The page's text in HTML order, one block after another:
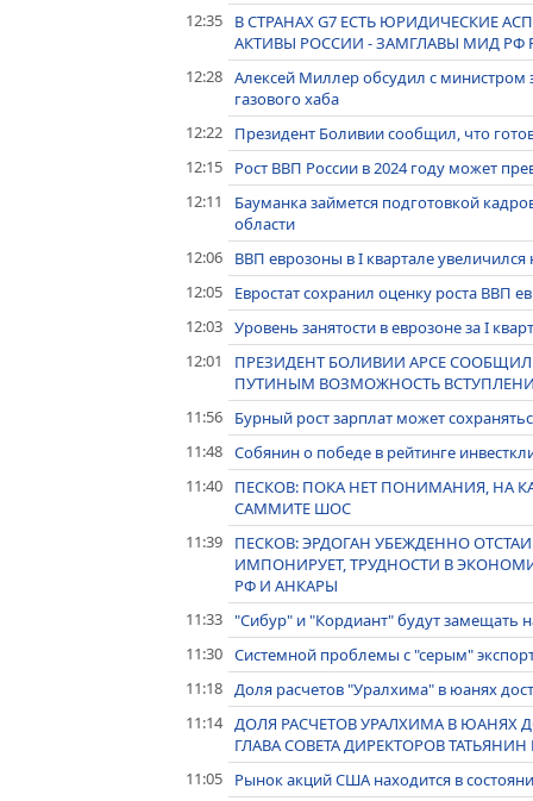
12:35
В СТРАНАХ G7 ЕСТЬ ЮРИДИЧЕСКИЕ
АКТИВЫ РОССИИ - ЗАМГЛАВЫ МИД
12:28 Алексей Миллер обсудил с министром
газового хаба
12:22
Президент Боливии сообщил, что
12:15
Рост ВВП России в 2024 году может
12:11
Бауманка займется подготовкой
области
12:06
ВВП еврозоны в I квартале увеличился
12:05
Евростат сохранил оценку роста ВВП
12:03 Уровень занятости в еврозоне за I
12:01
ПРЕЗИДЕНТ БОЛИВИИ АРСЕ
ПУТИНЫМ ВОЗМОЖНОСТЬ
11:56
Бурный рост зарплат может
11:48 Собянин о победе в рейтинге
11:40
ПЕСКОВ: ПОКА НЕТ ПОНИМАНИЯ, НА
САММИТЕ ШОС
11:39
ПЕСКОВ: ЭРДОГАН УБЕЖДЕННО
ИМПОНИРУЕТ, ТРУДНОСТИ В
РФ И АНКАРЫ
11:33 "Сибур" и "Кордиант" будут замещать
11:30 Системной проблемы с "серым"
11:18 Доля расчетов "Уралхима" в юанях
11:14 ДОЛЯ РАСЧЕТОВ УРАЛХИМА В ЮАНЯХ
ГЛАВА СОВЕТА ДИРЕКТОРОВ
11:05
Рынок акций США находится в